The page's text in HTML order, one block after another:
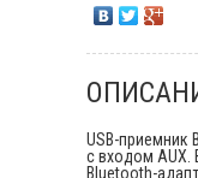
USB-приемник
с входом AUX.
Bluetooth-